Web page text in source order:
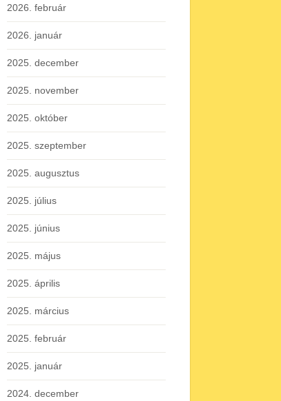
2026. február
2026. január
2025. december
2025. november
2025. október
2025. szeptember
2025. augusztus
2025. július
2025. június
2025. május
2025. április
2025. március
2025. február
2025. január
2024. december